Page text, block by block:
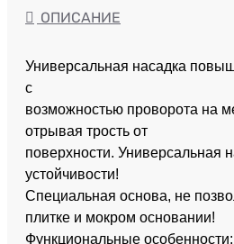
ОПИСАНИЕ
Универсальная насадка
с
возможностью проворота на
отрывая трость от
поверхности. Универсальная
устойчивости!
Специальная основа, не
плитке и мокром основании!
Функциональные особенности: